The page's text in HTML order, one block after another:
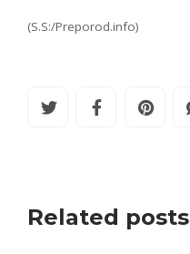
(S.S:/Preporod.info)
Related posts